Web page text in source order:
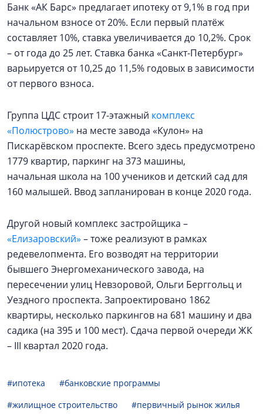
Банк «АК Барс» предлагает ипотеку от 9,1% в год при
начальном взносе от 20%. Если первый платёж
составляет 10%, ставка увеличивается до 10,2%. Срок
– от года до 25 лет. Ставка банка «Санкт-Петербург»
варьируется от 10,25 до 11,5% годовых в зависимости
от первого взноса.
Группа ЦДС строит 17-этажный комплекс
«Полюстрово» на месте завода «Кулон» на
Пискарёвском проспекте. Всего здесь предусмотрено
1779 квартир, паркинг на 373 машины,
начальная школа на 100 учеников и детский сад для
160 малышей. Ввод запланирован в конце 2020 года.
Другой новый комплекс застройщика –
«Елизаровский» – тоже реализуют в рамках
редевелопмента. Его возводят на территории
бывшего Энергомеханического завода, на
пересечении улиц Невзоровой, Ольги Берггольц и
Уездного проспекта. Запроектировано 1862
квартиры, несколько паркингов на 681 машину и два
садика (на 395 и 100 мест). Сдача первой очереди ЖК
– III квартал 2020 года.
#ипотека
#банковские программы
#жилищное строительство
#первичный рынок жилья